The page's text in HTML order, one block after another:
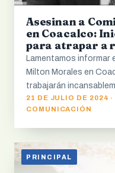
Asesinan a
en Coacalco:
para atrapar a
Lamentamos informar
Milton Morales en
trabajarán
21 DE JULIO DE 2024
COMUNICACIÓN
PRINCIPAL